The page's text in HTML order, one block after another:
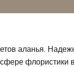
аланья.
флористики